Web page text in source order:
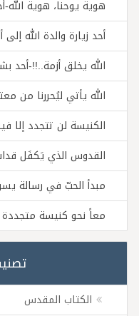
هوية يوحنا، هوية الله-
أحد زيارة والدة الله
الله يخلق أزمة..!!-أحد
الله يأتي ليُحررنا من
الكنيسة لن تتجدد إلا
القدوس الذي يَكفَل
مبدأ الحبّ في رسالة
معاً نحو كنيسة متجددة
الكتاب المقدس